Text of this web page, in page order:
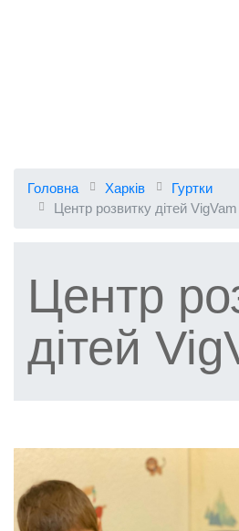
Головна Харків
Гуртки
Центр розвитку дітей VigVam
Центр
дітей